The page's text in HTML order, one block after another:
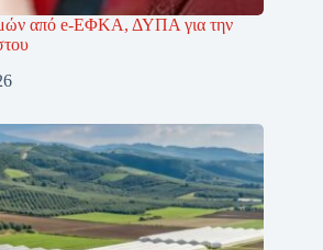
από e-ΕΦΚΑ, ΔΥΠΑ για την